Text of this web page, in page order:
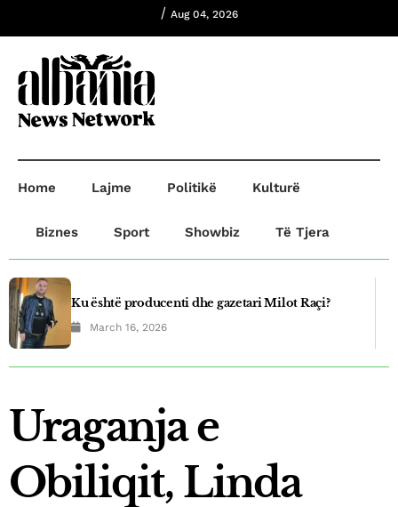
/ Aug 04, 2026
Home Lajme Politikë Kulturë
Biznes Sport Showbiz Të Tjera
Ku është producenti dhe gazetari Milot Raçi?
March 16, 2026
Plagosje në Prishtinë! B.B plagosi G.O dhe
Fluidi shpallet top eksportuesi i vitit në Kosovë
January 3, 2025
Uraganja e
Obiliqit, Linda